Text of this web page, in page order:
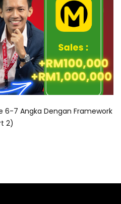
6-7 Angka Dengan Framework
2)